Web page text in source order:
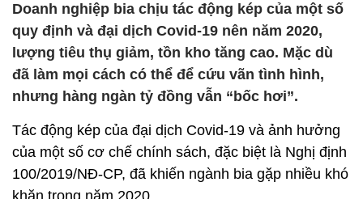
Doanh nghiệp bia chịu tác động kép của một số
quy định và đại dịch Covid-19 nên năm 2020,
lượng tiêu thụ giảm, tồn kho tăng cao. Mặc dù
đã làm mọi cách có thể để cứu vãn tình hình,
nhưng hàng ngàn tỷ đồng vẫn “bốc hơi”.
Tác động kép của đại dịch Covid-19 và ảnh hưởng
của một số cơ chế chính sách, đặc biệt là Nghị định
100/2019/NĐ-CP, đã khiến ngành bia gặp nhiều khó
khăn trong năm 2020.